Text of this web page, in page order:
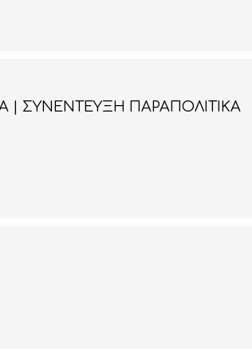
| ΣΥΝΕΝΤΕΥΞΗ ΠΑΡΑΠΟΛΙΤΙΚΑ